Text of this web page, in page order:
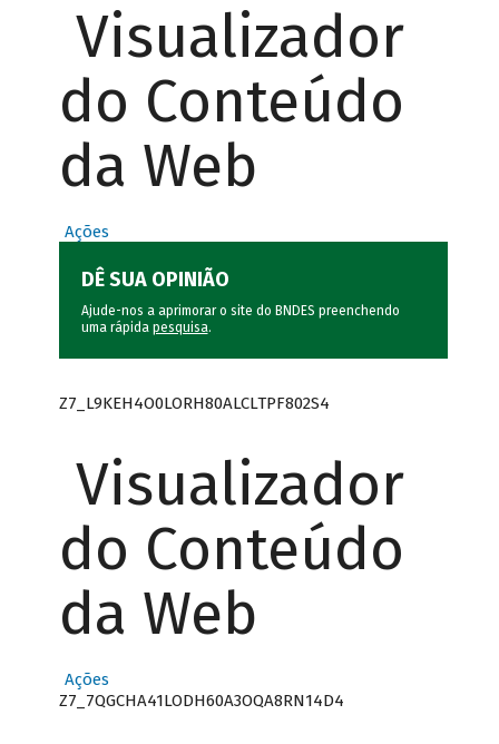
Visualizador
do Conteúdo
da Web
Ações
DÊ SUA OPINIÃO
Ajude-nos a aprimorar o site do BNDES preenchendo
uma rápida pesquisa.
Z7_L9KEH4O0LORH80ALCLTPF802S4
Visualizador
do Conteúdo
da Web
Ações
Z7_7QGCHA41LODH60A3OQA8RN14D4